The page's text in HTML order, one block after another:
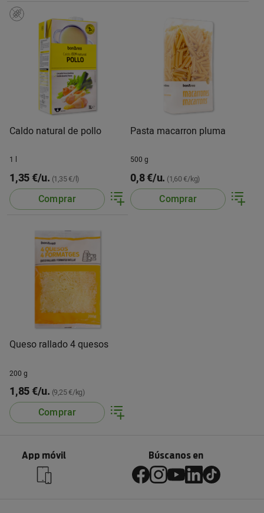
Caldo natural de pollo
1 l
1,35 €/u. (1,35 €/l)
Comprar
Pasta macarron pluma
500 g
0,8 €/u. (1,60 €/kg)
Comprar
Queso rallado 4 quesos
200 g
1,85 €/u. (9,25 €/kg)
Comprar
App móvil Búscanos en